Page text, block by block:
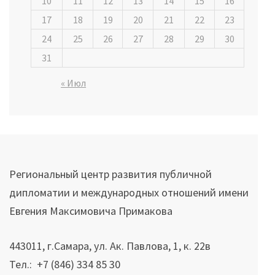
17
18 19 20 21 22
23
24
25 26 27 28 29
30
31
« Июл
Региональный центр развития публичной
дипломатии и международных отношений имени
Евгения Максимовича Примакова
443011, г.Самара, ул. Ак. Павлова, 1, к. 22в
Тел.: +7 (846) 334 85 30